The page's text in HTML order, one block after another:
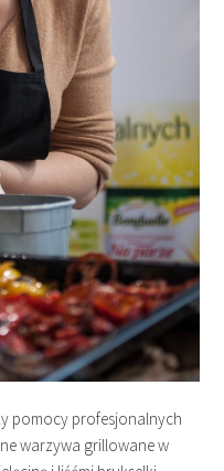
pomocy profesjonalnych
warzywa grillowane w